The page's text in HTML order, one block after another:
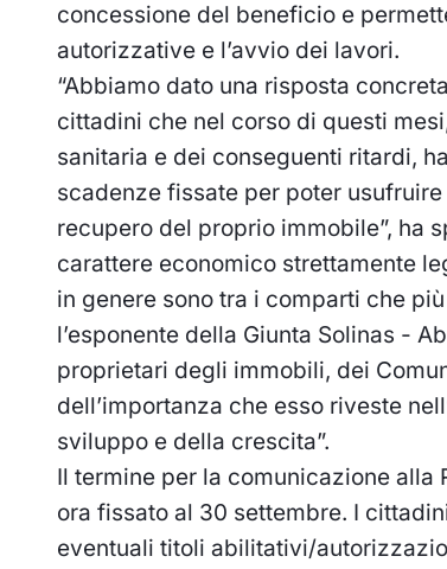
concessione del beneficio e
autorizzative e l’avvio dei lavori.
“Abbiamo dato una risposta
cittadini che nel corso di questi
sanitaria e dei conseguenti ritardi,
scadenze fissate per poter
recupero del proprio immobile”, ha
carattere economico strettamente
in genere sono tra i comparti che
l’esponente della Giunta Solinas -
proprietari degli immobili, dei
dell’importanza che esso riveste
sviluppo e della crescita”.
Il termine per la comunicazione alla
ora fissato al 30 settembre. I
eventuali titoli abilitativi/